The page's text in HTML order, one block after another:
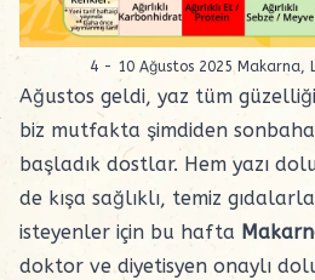
4 - 10 Ağustos 2025 Makarna,
Ağustos geldi, yaz tüm
biz mutfakta şimdiden
başladık dostlar. Hem yazı
de kışa sağlıklı, temiz
isteyenler için bu hafta
doktor ve diyetisyen onaylı